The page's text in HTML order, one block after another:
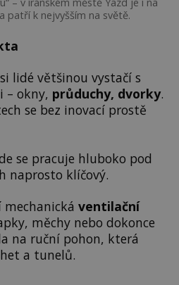
– v íránském městě Yazd je i na
patří k nejvyšším na světě.
lidé většinou vystačí s
– okny, průduchy, dvorky.
se bez inovací prostě
se pracuje hluboko pod
naprosto klíčový.
ventilační
měchy nebo dokonce
na ruční pohon, která
a tunelů.